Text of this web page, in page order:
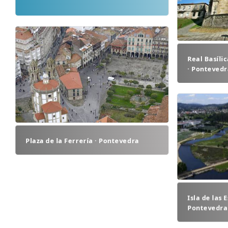
Real
·
Plaza de la Ferrería · Pontevedra
Isla de las
Pontevedra